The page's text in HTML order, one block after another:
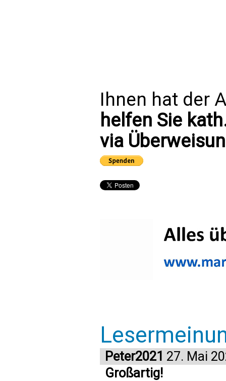
Ihnen hat der
helfen Sie
via
Peter2021 27. Mai
Großartig!